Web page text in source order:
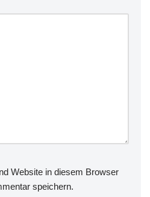
Website in diesem Browser
speichern.